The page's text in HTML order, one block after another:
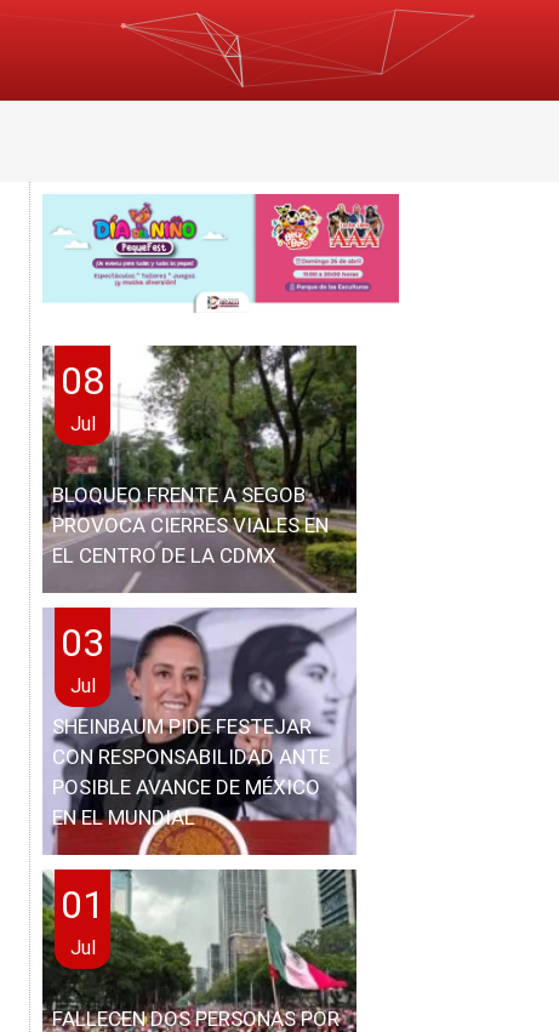
08
Jul
BLOQUEO FRENTE A SEGOB
PROVOCA CIERRES VIALES EN
EL CENTRO DE LA CDMX
03
Jul
SHEINBAUM PIDE FESTEJAR
CON RESPONSABILIDAD ANTE
POSIBLE AVANCE DE MÉXICO
EN EL MUNDIAL
01
Jul
FALLECEN DOS PERSONAS POR